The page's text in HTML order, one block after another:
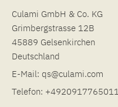
Culami GmbH & Co. KG
Grimbergstrasse 12B
45889 Gelsenkirchen
Deutschland
E-Mail: qs@culami.com
Telefon: +4920917765011